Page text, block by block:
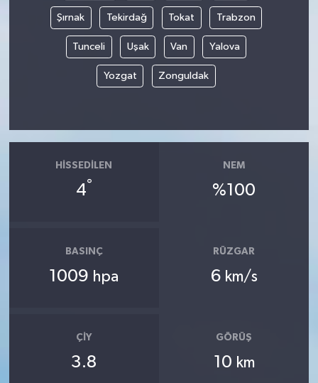
Şırnak Tekirdağ Tokat Trabzon
Tunceli Uşak Van Yalova
Yozgat Zonguldak
HISSEDILEN
4°
NEM
%100
BASINÇ
1009 hpa
RÜZGAR
6 km/s
ÇIY
3.8
GÖRÜŞ
10 km